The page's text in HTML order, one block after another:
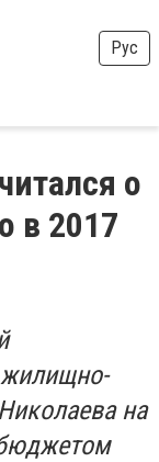
Рус
о
в 2017
на